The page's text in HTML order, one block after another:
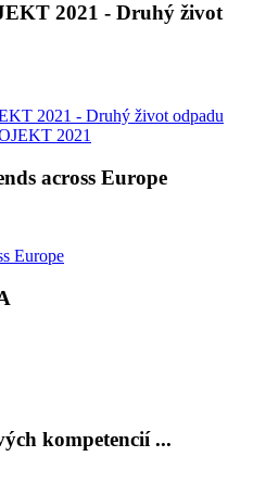
2021 - Druhý život
2021 - Druhý život odpadu
2021
across Europe
Europe
kompetencií ...